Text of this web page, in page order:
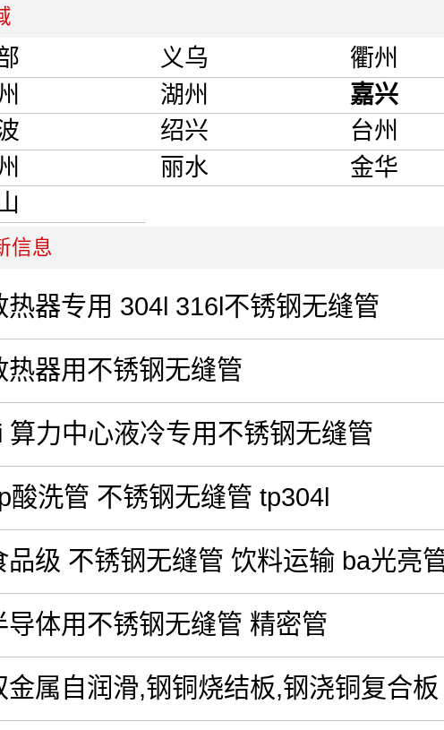
义乌
衢州
湖州
嘉兴
绍兴
台州
丽水
金华
信息
热器专用 304l 316l不锈钢无缝管
热器用不锈钢无缝管
算力中心液冷专用不锈钢无缝管
酸洗管 不锈钢无缝管 tp304l
品级 不锈钢无缝管 饮料运输 ba光亮
导体用不锈钢无缝管 精密管
金属自润滑,钢铜烧结板,钢浇铜复合板